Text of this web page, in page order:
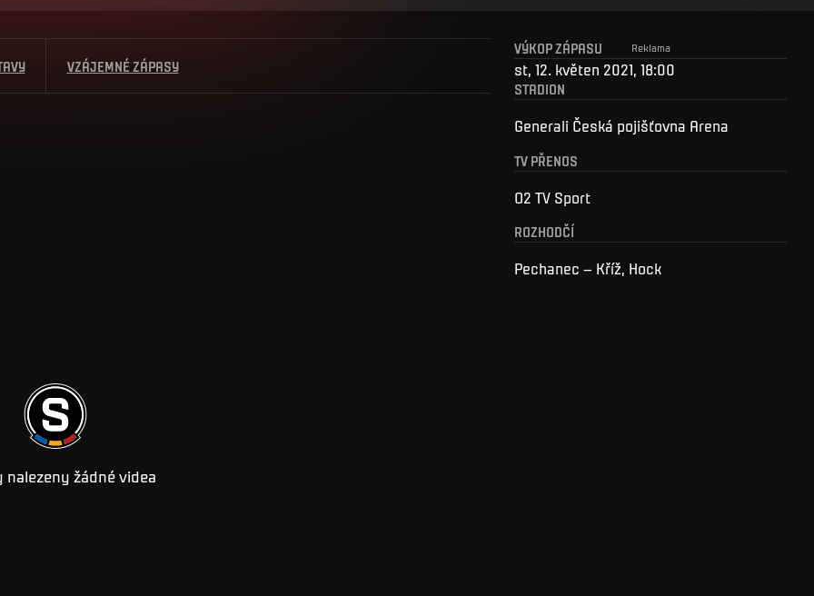
VZÁJEMNÉ ZÁPASY
nalezeny žádné videa
Reklama
VÝKOP ZÁPASU
st, 12. květen 2021, 18:00
STADION
Generali Česká pojišťovna Arena
TV PŘENOS
O2 TV Sport
ROZHODČÍ
Pechanec – Kříž, Hock